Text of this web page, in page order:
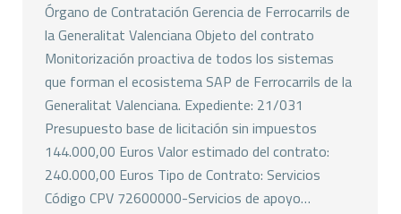
Órgano de Contratación Gerencia de Ferrocarrils de
la Generalitat Valenciana Objeto del contrato
Monitorización proactiva de todos los sistemas
que forman el ecosistema SAP de Ferrocarrils de la
Generalitat Valenciana. Expediente: 21/031
Presupuesto base de licitación sin impuestos
144.000,00 Euros Valor estimado del contrato:
240.000,00 Euros Tipo de Contrato: Servicios
Código CPV 72600000-Servicios de apoyo…